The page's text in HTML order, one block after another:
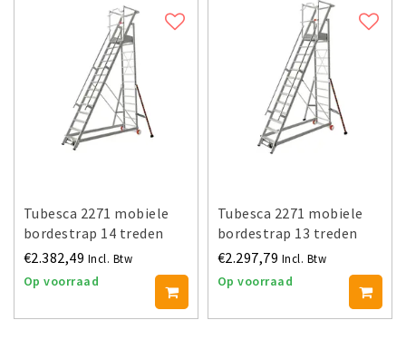
Tubesca 2271 mobiele
bordestrap 14 treden
€2.382,49 Incl. Btw
Op voorraad
Tubesca 2271 mobiele
bordestrap 13 treden
€2.297,79 Incl. Btw
Op voorraad